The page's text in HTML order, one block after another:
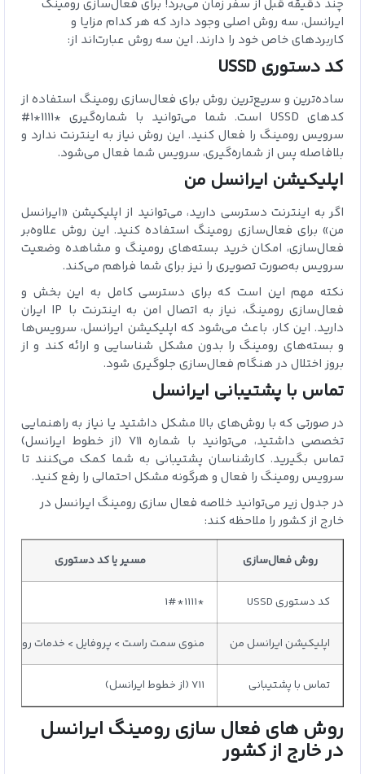
چند دقیقه قبل از سفر زمان می‌برد! برای فعال‌سازی رومینگ
ایرانسل، سه روش اصلی وجود دارد که هر کدام مزایا و
کاربردهای خاص خود را دارند. این سه روش عبارت‌اند از:
کد دستوری USSD
ساده‌ترین و سریع‌ترین روش برای فعال‌سازی رومینگ استفاده از
کدهای USSD است. شما می‌توانید با شماره‌گیری *1111*1#
سرویس رومینگ را فعال کنید. این روش نیاز به اینترنت ندارد و
بلافاصله پس از شماره‌گیری، سرویس شما فعال می‌شود.
اپلیکیشن ایرانسل من
اگر به اینترنت دسترسی دارید، می‌توانید از اپلیکیشن «ایرانسل
من» برای فعال‌سازی رومینگ استفاده کنید. این روش علاوه‌بر
فعال‌سازی، امکان خرید بسته‌های رومینگ و مشاهده وضعیت
سرویس به‌صورت تصویری را نیز برای شما فراهم می‌کند.
نکته مهم این است که برای دسترسی کامل به این بخش و
فعال‌سازی رومینگ، نیاز به اتصال امن به اینترنت با IP ایران
دارید. این کار، باعث می‌شود که اپلیکیشن ایرانسل، سرویس‌ها
و بسته‌های رومینگ را بدون مشکل شناسایی و ارائه کند و از
بروز اختلال در هنگام فعال‌سازی جلوگیری شود.
تماس با پشتیبانی ایرانسل
در صورتی که با روش‌های بالا مشکل داشتید یا نیاز به راهنمایی
تخصصی داشتید، می‌توانید با شماره 711 (از خطوط ایرانسل)
تماس بگیرید. کارشناسان پشتیبانی به شما کمک می‌کنند تا
سرویس رومینگ را فعال و هرگونه مشکل احتمالی را رفع کنید.
در جدول زیر می‌توانید خلاصه فعال سازی رومینگ ایرانسل در
خارج از کشور را ملاحظه کند:
روش فعال‌سازی مسیر یا کد دستوری
کد دستوری USSD *1111*1#
اپلیکیشن ایرانسل من منوی سمت راست > پروفایل > خدمات
تماس با پشتیبانی 711 (از خطوط ایرانسل)
روش‌ های فعال سازی رومینگ ایرانسل
در خارج از کشور